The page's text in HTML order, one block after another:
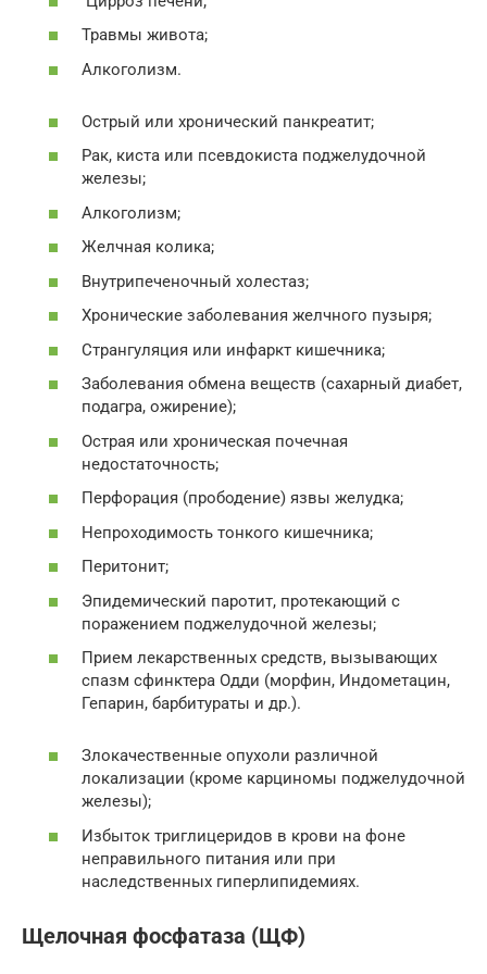
Травмы живота;
Алкоголизм.
Острый или хронический панкреатит;
Рак, киста или псевдокиста поджелудочной
железы;
Алкоголизм;
Желчная колика;
Внутрипеченочный холестаз;
Хронические заболевания желчного пузыря;
Странгуляция или инфаркт кишечника;
Заболевания обмена веществ (сахарный диабет,
подагра, ожирение);
Острая или хроническая почечная
недостаточность;
Перфорация (прободение) язвы желудка;
Непроходимость тонкого кишечника;
Перитонит;
Эпидемический паротит, протекающий с
поражением поджелудочной железы;
Прием лекарственных средств, вызывающих
спазм сфинктера Одди (морфин, Индометацин,
Гепарин, барбитураты и др.).
Злокачественные опухоли различной
локализации (кроме карциномы поджелудочной
железы);
Избыток триглицеридов в крови на фоне
неправильного питания или при
наследственных гиперлипидемиях.
Щелочная фосфатаза (ЩФ)